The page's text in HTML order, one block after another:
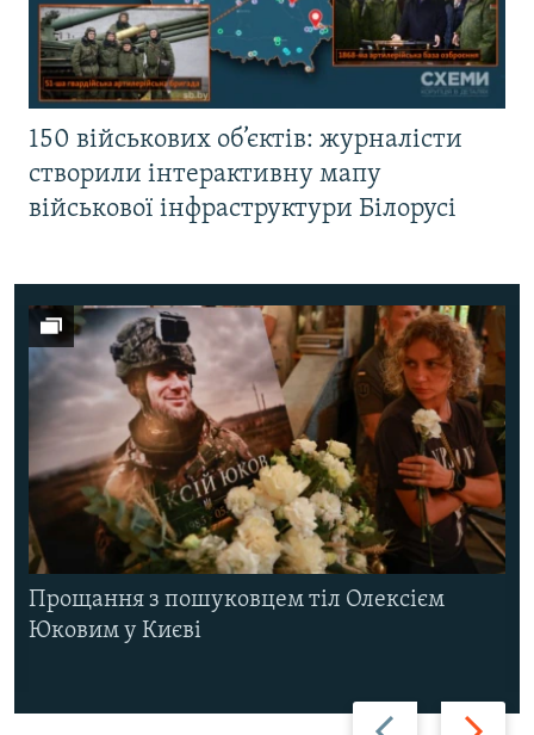
150 військових об’єктів: журналісти
створили інтерактивну мапу
військової інфраструктури Білорусі
Назад Вперед
Прощання з пошуковцем тіл Олексієм
Юковим у Києві